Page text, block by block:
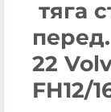
тяга
22
FH12/